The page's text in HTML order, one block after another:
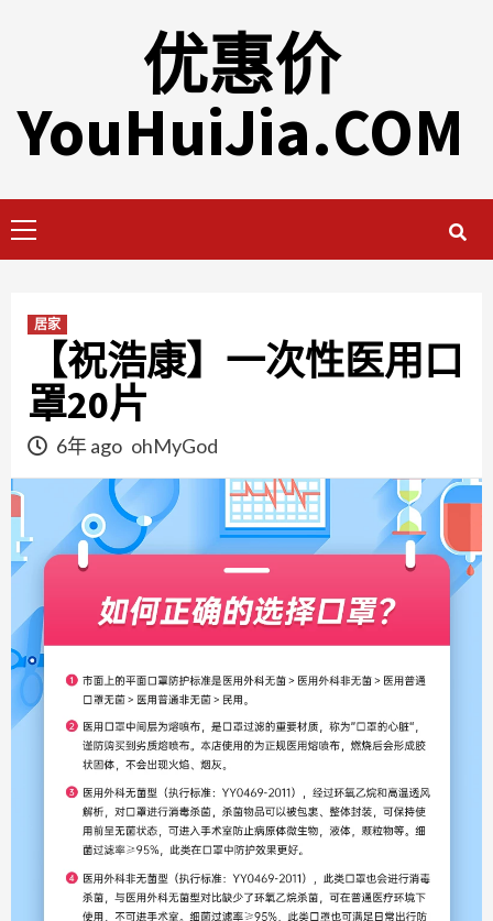
优惠价
YouHuiJia.COM
Menu
居家
【祝浩康】一次性医用口
罩20片
6年 ago ohMyGod